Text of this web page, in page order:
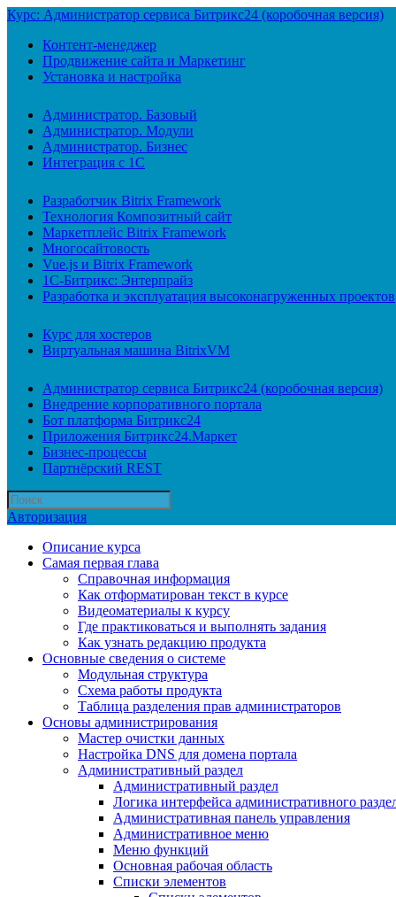
Курс: Администратор сервиса Битрикс24 (коробочная версия)
Контент-менеджер
Продвижение сайта и Маркетинг
Установка и настройка
Администратор. Базовый
Администратор. Модули
Администратор. Бизнес
Интеграция с 1С
Разработчик Bitrix Framework
Технология Композитный сайт
Маркетплейс Bitrix Framework
Многосайтовость
Vue.js и Bitrix Framework
1С-Битрикс: Энтерпрайз
Разработка и эксплуатация высоконагруженных проектов
Курс для хостеров
Виртуальная машина BitrixVM
Администратор сервиса Битрикс24 (коробочная версия)
Внедрение корпоративного портала
Бот платформа Битрикс24
Приложения Битрикс24.Маркет
Бизнес-процессы
Партнёрский REST
Авторизация
Описание курса
Самая первая глава
Справочная информация
Как отформатирован текст в курсе
Видеоматериалы к курсу
Где практиковаться и выполнять задания
Как узнать редакцию продукта
Основные сведения о системе
Модульная структура
Схема работы продукта
Таблица разделения прав администраторов
Основы администрирования
Мастер очистки данных
Настройка DNS для домена портала
Административный раздел
Административный раздел
Логика интерфейса административного
Административная панель управления
Административное меню
Меню функций
Основная рабочая область
Списки элементов